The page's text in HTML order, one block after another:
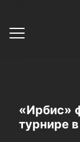
«Ирбис»
турнире